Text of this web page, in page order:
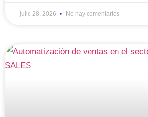
julio 28, 2026 No hay comentarios